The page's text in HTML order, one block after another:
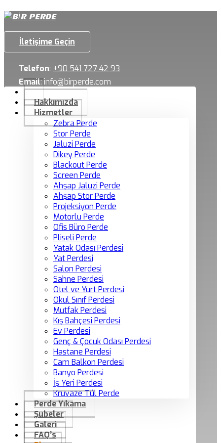
İletişime Geçin
Telefon: +90 541 727 42 93
Email:info@birperde.com
Hakkımızda
Hizmetler
Zebra Perde
Stor Perde
Jaluzi Perde
Dikey Perde
Blackout Perde
Screen Perde
Ahşap Jaluzi Perde
Ahşap Stor Perde
Projeksiyon Perde
Motorlu Perde
Ofis Büro Perde
Pliseli Perde
Yatak Odası Perdesi
Yat Perdesi
Salon Perdesi
Sahne Perdesi
Otel ve Yurt Perdesi
Okul Sınıf Perdesi
Mutfak Perdesi
Kış Bahçesi Perdesi
Ev Perdesi
Genç & Çocuk Odası Perdesi
Hastane Perdesi
Cam Balkon Perdesi
Banyo Perdesi
İş Yeri Perdesi
Kruvaze Tül Perde
Perde Yıkama
Şubeler
Galeri
FAQ’s